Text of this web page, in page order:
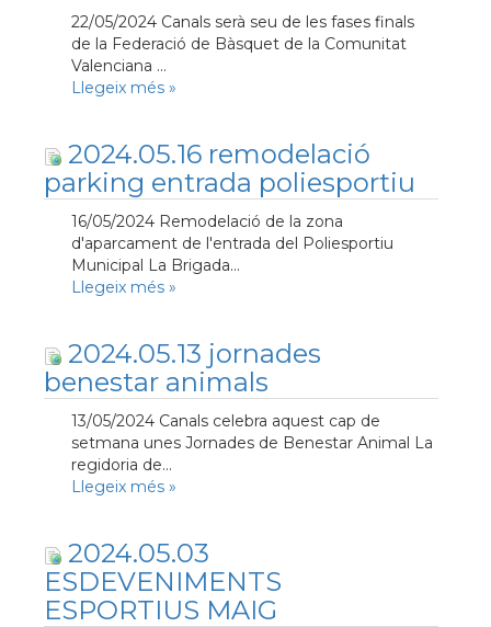
22/05/2024 Canals serà seu de les fases finals
de la Federació de Bàsquet de la Comunitat
Valenciana ...
Llegeix més »
2024.05.16 remodelació
parking entrada poliesportiu
16/05/2024 Remodelació de la zona
d'aparcament de l'entrada del Poliesportiu
Municipal La Brigada...
Llegeix més »
2024.05.13 jornades
benestar animals
13/05/2024 Canals celebra aquest cap de
setmana unes Jornades de Benestar Animal La
regidoria de...
Llegeix més »
2024.05.03
ESDEVENIMENTS
ESPORTIUS MAIG